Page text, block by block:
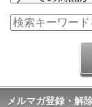
メルマガ登録・解